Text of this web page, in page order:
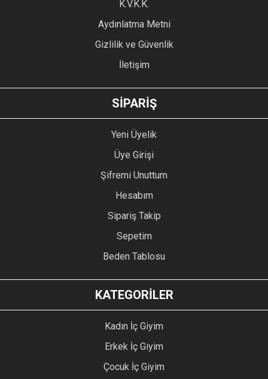
GÖNDER
K.V.K.K.
Aydınlatma Metni
Gizlilik ve Güvenlik
İletişim
SİPARİŞ
Yeni Üyelik
Üye Girişi
Şifremi Unuttum
Hesabım
Sipariş Takip
Sepetim
Beden Tablosu
KATEGORİLER
Kadın İç Giyim
Erkek İç Giyim
Çocuk İç Giyim